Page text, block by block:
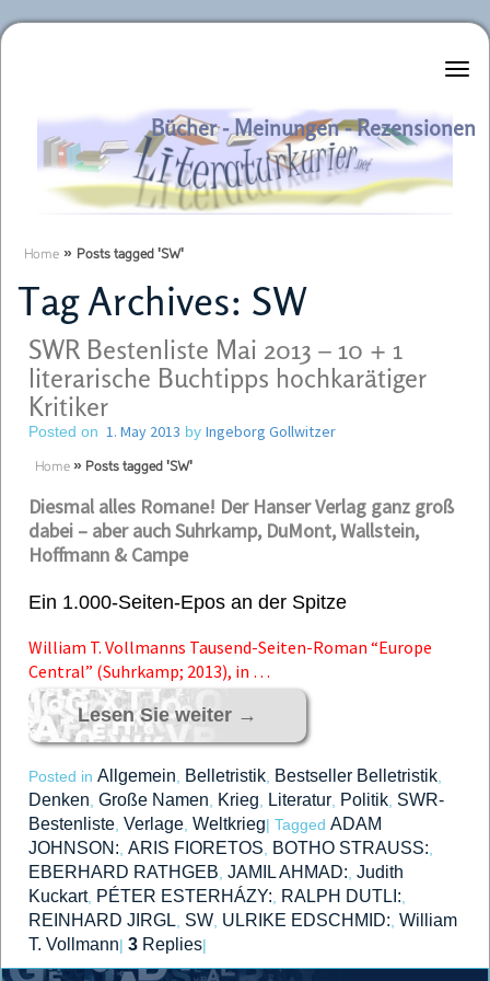
Literaturkurier.net
Bücher - Meinungen - Rezensionen
Home » Posts tagged 'SW'
Tag Archives: SW
SWR Bestenliste Mai 2013 – 10 + 1
literarische Buchtipps hochkarätiger
Kritiker
Posted on 1. May 2013 by Ingeborg Gollwitzer
Home » Posts tagged 'SW'
Diesmal alles Romane! Der Hanser Verlag ganz groß
dabei – aber auch Suhrkamp, DuMont, Wallstein,
Hoffmann & Campe
Ein 1.000-Seiten-Epos an der Spitze
William T. Vollmanns Tausend-Seiten-Roman “Europe
Central” (Suhrkamp; 2013), in …
Lesen Sie weiter →
Posted in Allgemein Belletristik Bestseller Belletristik
Denken Große Namen Krieg Literatur Politik SWR-
Bestenliste Verlage Weltkrieg| Tagged ADAM
JOHNSON: ARIS FIORETOS BOTHO STRAUSS:
EBERHARD RATHGEB JAMIL AHMAD: Judith
Kuckart, PÉTER ESTERHÁZY: RALPH DUTLI:
REINHARD JIRGL SW ULRIKE EDSCHMID: William
T. Vollmann| 3 Replies|